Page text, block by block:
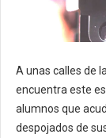
A unas calles de
encuentra este
alumnos que
despojados de